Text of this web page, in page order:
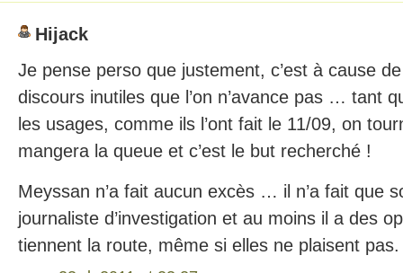
Hijack
Je pense perso que justement, c’est à cause
discours inutiles que l’on n’avance pas … tant
les usages, comme ils l’ont fait le 11/09, on
mangera la queue et c’est le but recherché !
Meyssan n’a fait aucun excès … il n’a fait que
journaliste d’investigation et au moins il a des
tiennent la route, même si elles ne plaisent pas.